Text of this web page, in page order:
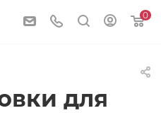
0
для